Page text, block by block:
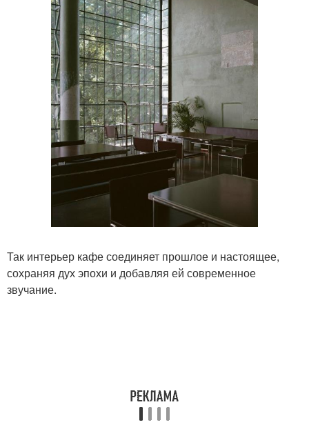
Так интерьер кафе соединяет прошлое и настоящее,
сохраняя дух эпохи и добавляя ей современное
звучание.